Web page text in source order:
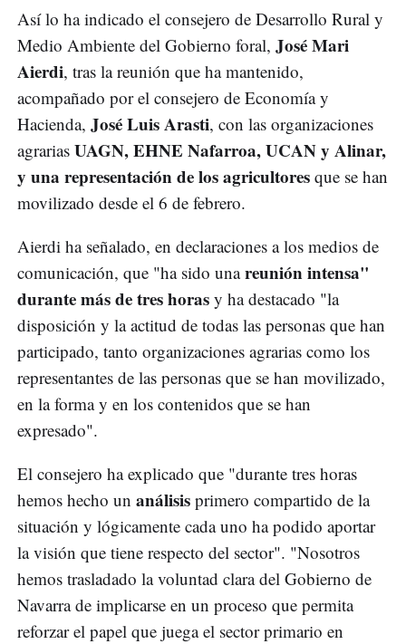
Así lo ha indicado el consejero de Desarrollo Rural y
Medio Ambiente del Gobierno foral, José Mari
Aierdi, tras la reunión que ha mantenido,
acompañado por el consejero de Economía y
Hacienda, José Luis Arasti, con las organizaciones
agrarias UAGN, EHNE Nafarroa, UCAN y Alinar,
y una representación de los agricultores que se han
movilizado desde el 6 de febrero.
Aierdi ha señalado, en declaraciones a los medios de
comunicación, que "ha sido unareunión intensa"
durante más de tres horas y ha destacado "la
disposición y la actitud de todas las personas que han
participado, tanto organizaciones agrarias como los
representantes de las personas que se han movilizado,
en la forma y en los contenidos que se han
expresado".
El consejero ha explicado que "durante tres horas
hemos hecho un análisis primero compartido de la
situación y lógicamente cada uno ha podido aportar
la visión que tiene respecto del sector". "Nosotros
hemos trasladado la voluntad clara del Gobierno de
Navarra de implicarse en un proceso que permita
reforzar el papel que juega el sector primario en